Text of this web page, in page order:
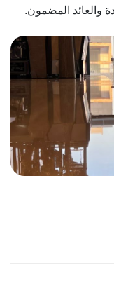
والعائد المضمون.